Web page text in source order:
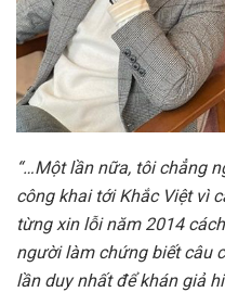
“…Một lần nữa, tôi chẳng
công khai tới Khắc Việt vì
từng xin lỗi năm 2014
người làm chứng biết câu
lần duy nhất để khán giả